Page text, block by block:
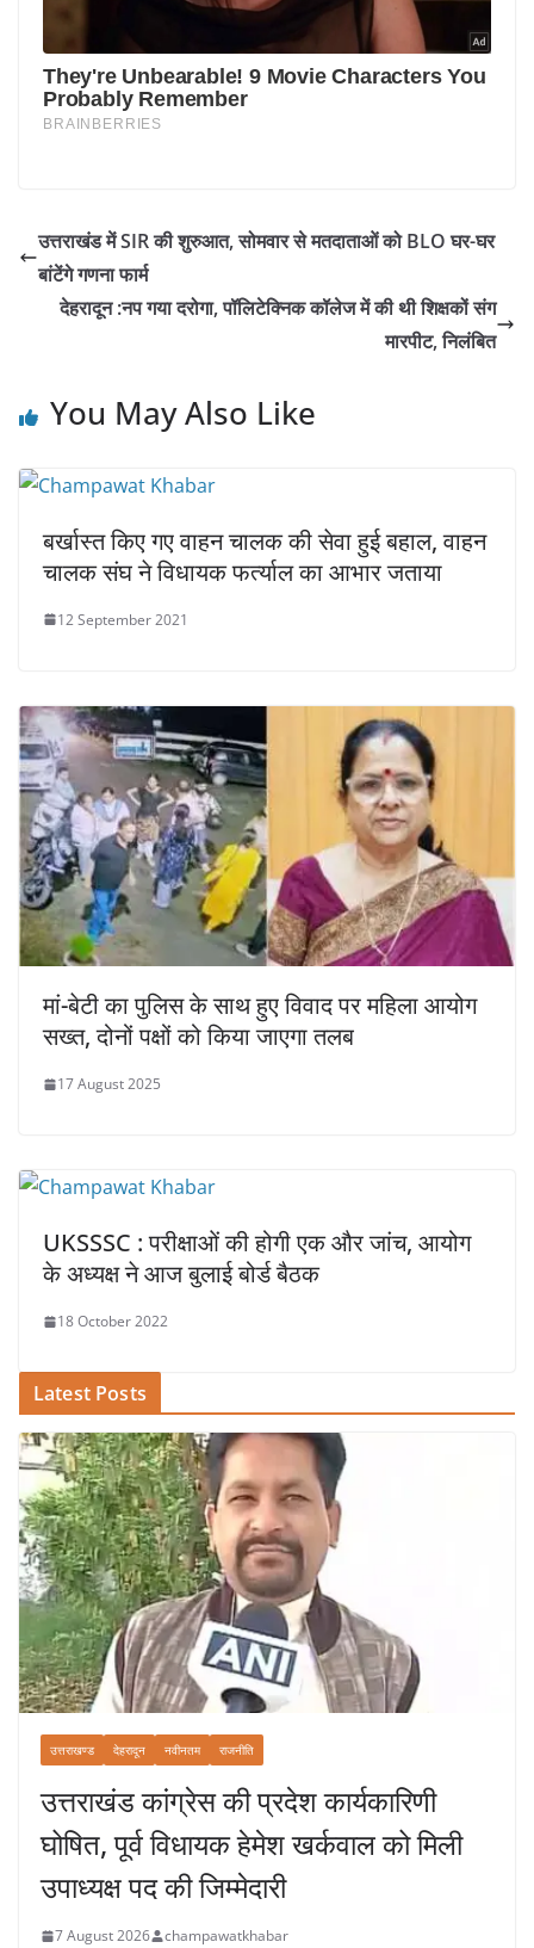
उत्तराखंड में SIR की शुरुआत, सोमवार से मतदाताओं को BLO घर-घर
बांटेंगे गणना फार्म
देहरादून :नप गया दरोगा, पॉलिटेक्निक कॉलेज में की थी शिक्षकों संग
मारपीट, निलंबित
You May Also Like
बर्खास्त किए गए वाहन चालक की सेवा हुई बहाल, वाहन
चालक संघ ने विधायक फर्त्याल का आभार जताया
12 September 2021
मां-बेटी का पुलिस के साथ हुए विवाद पर महिला आयोग
सख्त, दोनों पक्षों को किया जाएगा तलब
17 August 2025
UKSSSC : परीक्षाओं की होगी एक और जांच, आयोग
के अध्यक्ष ने आज बुलाई बोर्ड बैठक
18 October 2022
Latest Posts
उत्तराखण्ड देहरादून नवीनतम राजनीति
उत्तराखंड कांग्रेस की प्रदेश कार्यकारिणी
घोषित, पूर्व विधायक हेमेश खर्कवाल को मिली
उपाध्यक्ष पद की जिम्मेदारी
7 August 2026 champawatkhabar